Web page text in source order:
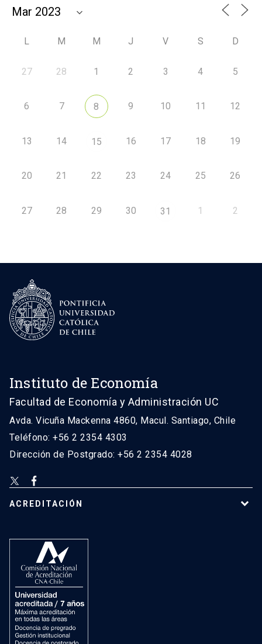
L M M J V S D
27 28 1 2 3 4 5
6 7 8 9 10 11 12
13 14 15 16 17 18 19
20 21 22 23 24 25 26
27 28 29 30 31 1 2
Instituto de Economía
Facultad de Economía y Administración UC
Avda. Vicuña Mackenna 4860, Macul. Santiago, Chile
Teléfono: +56 2 2354 4303
Dirección de Postgrado: +56 2 2354 4028
ACREDITACIÓN